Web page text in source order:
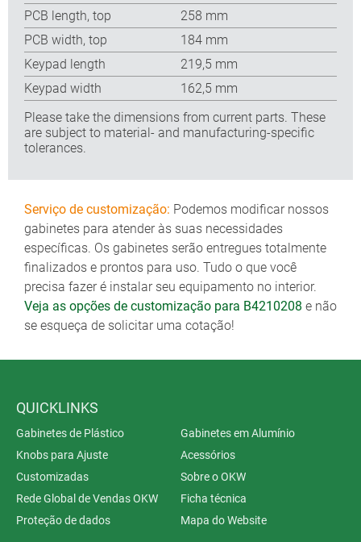
PCB length, top
258 mm
PCB width, top
184 mm
Keypad length
219,5 mm
Keypad width
162,5 mm
Please take the dimensions from current parts. These
are subject to material- and manufacturing-specific
tolerances.
Serviço de customização: Podemos modificar nossos
gabinetes para atender às suas necessidades
específicas. Os gabinetes serão entregues totalmente
finalizados e prontos para uso. Tudo o que você
precisa fazer é instalar seu equipamento no interior.
Veja as opções de customização para B4210208 e não
se esqueça de solicitar uma cotação!
QUICKLINKS
Gabinetes de Plástico
Gabinetes em Alumínio
Knobs para Ajuste
Acessórios
Customizadas
Sobre o OKW
Rede Global de Vendas OKW
Ficha técnica
Proteção de dados
Mapa do Website